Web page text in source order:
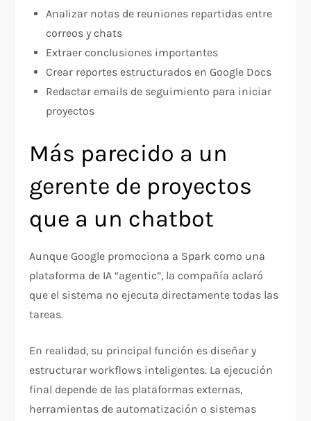
Analizar notas de reuniones repartidas entre
correos y chats
Extraer conclusiones importantes
Crear reportes estructurados en Google Docs
Redactar emails de seguimiento para iniciar
proyectos
Más parecido a un
gerente de proyectos
que a un chatbot
Aunque Google promociona a Spark como una
plataforma de IA “agentic”, la compañía aclaró
que el sistema no ejecuta directamente todas las
tareas.
En realidad, su principal función es diseñar y
estructurar workflows inteligentes. La ejecución
final depende de las plataformas externas,
herramientas de automatización o sistemas